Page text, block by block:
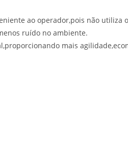
ao operador,pois não utiliza o
ruído no ambiente.
mais